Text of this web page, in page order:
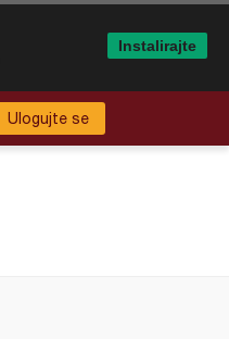
Ulogujte se
Instalirajte